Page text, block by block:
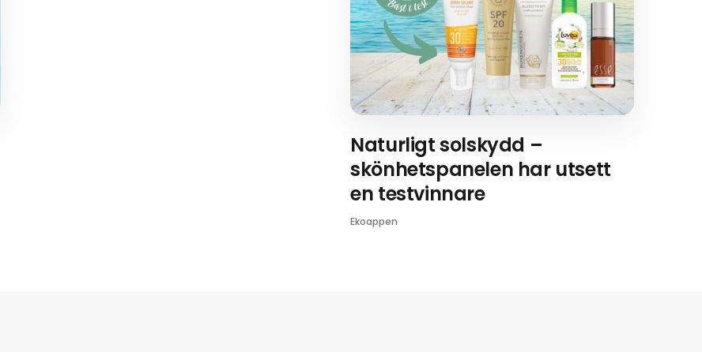
Naturligt solskydd –
skönhetspanelen har utsett
en testvinnare
Ekoappen